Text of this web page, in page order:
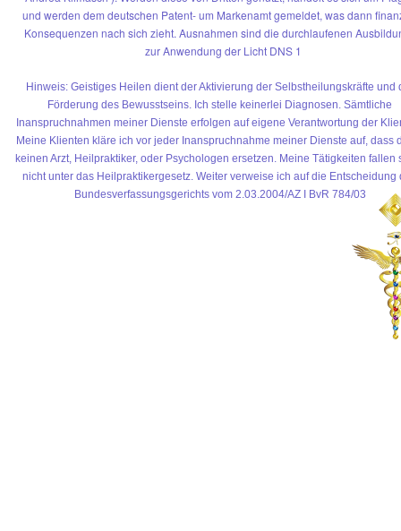
Hinweis: Geistiges Heilen dient der Aktivierung der Selbstheilungskräfte und
Förderung des Bewusstseins. Ich stelle keinerlei Diagnosen. Sämtliche
Inanspruchnahmen meiner Dienste erfolgen auf eigene Verantwortung der
Meine Klienten kläre ich vor jeder Inanspruchnahme meiner Dienste auf, dass
keinen Arzt, Heilpraktiker, oder Psychologen ersetzen. Meine Tätigkeiten fallen
nicht unter das Heilpraktikergesetz. Weiter verweise ich auf die Entscheidung
Bundesverfassungsgerichts vom 2.03.2004/AZ I BvR 784/03
und werden dem deutschen Patent- um Markenamt gemeldet, was dann
Konsequenzen nach sich zieht. Ausnahmen sind die durchlaufenen
zur Anwendung der Licht DNS 1